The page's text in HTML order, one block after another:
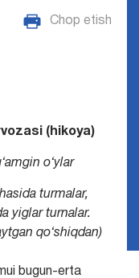
Chop etish
(hikoya)
o‘ylar
turmalar,
yiglar turnalar.
qo‘shiqdan)
bugun-erta